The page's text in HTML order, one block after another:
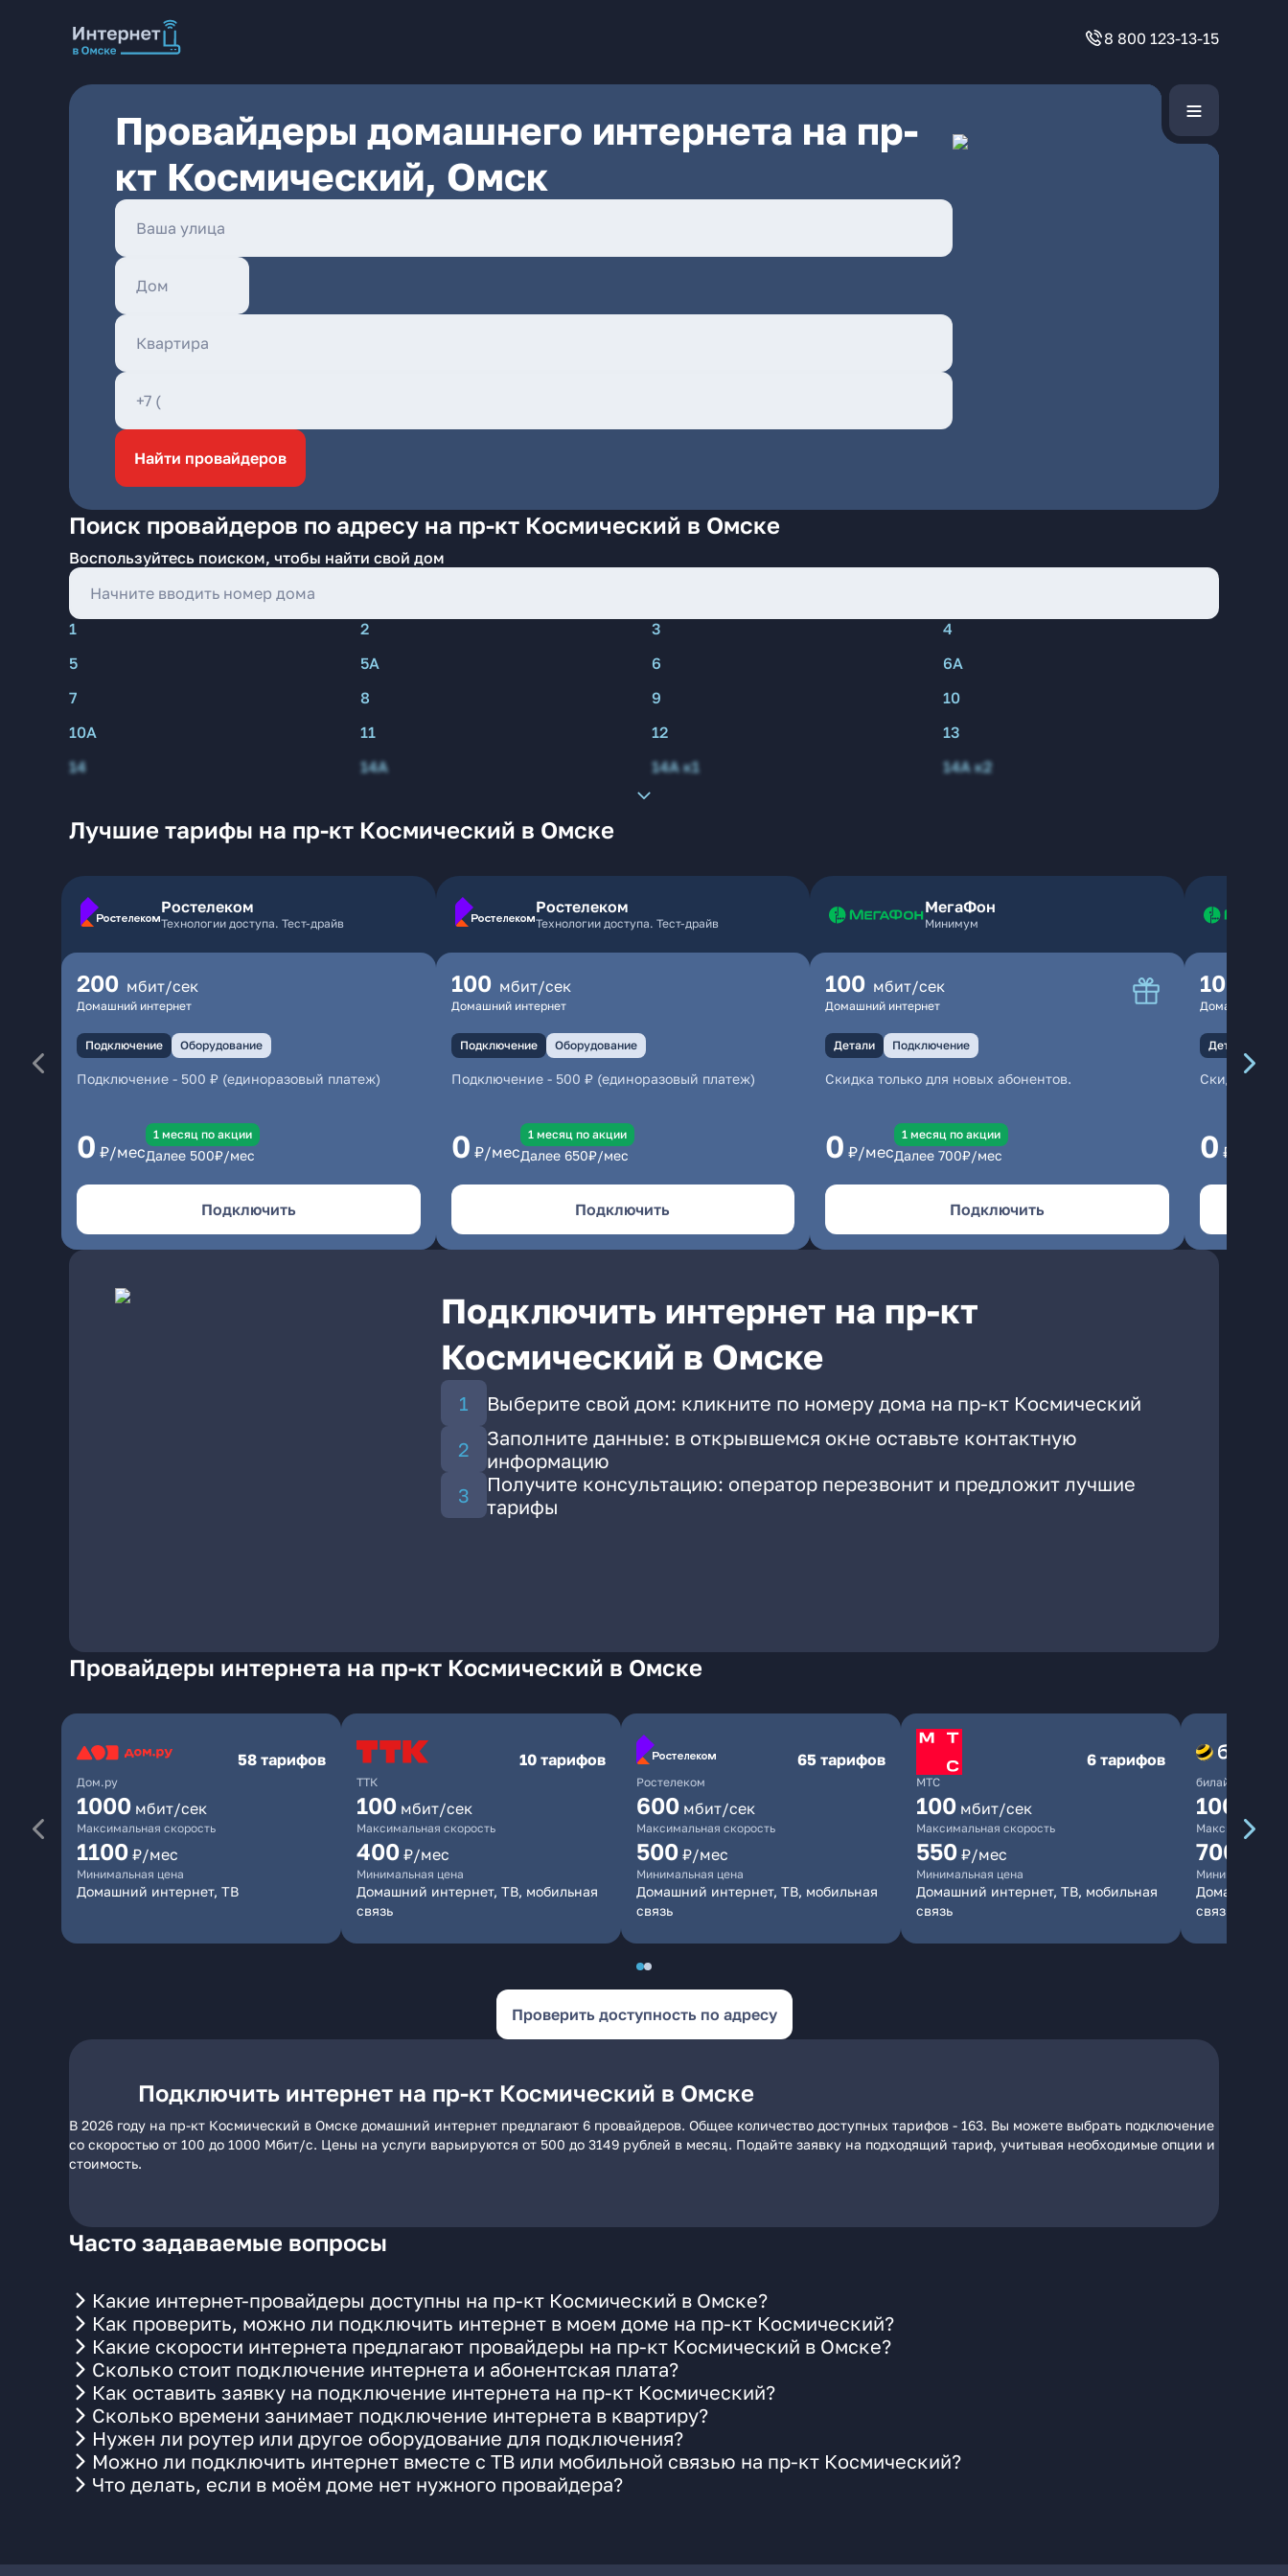
8 800 123-13-15
Провайдеры домашнего интернета на пр-
кт Космический, Омск
Найти провайдеров
Поиск провайдеров по адресу на пр-кт Космический в Омске
Воспользуйтесь поиском, чтобы найти свой дом
1 2 3
4
5
5А 6
6А
7
8 9
10
10А
11 12
13
14
14А 14А к1 14А к2
Лучшие тарифы на пр-кт Космический в Омске
Ростелеком
Технологии доступа. Тест-драйв
200 мбит/сек
Домашний интернет
Подключение Оборудование
Подключение - 500 ₽ (единоразовый платеж)
0 ₽/мес
1 месяц по акции
Далее 500₽/мес
Подключить
Ростелеком
Технологии доступа. Тест-драйв
100 мбит/сек
Домашний интернет
Подключение Оборудование
Подключение- 500 ₽ (единоразовый платеж)
0 ₽/мес
1 месяц по акции
Далее 650₽/мес
Подключить
МегаФон
Минимум
100 мбит/сек
Домашний интернет
Детали Подключение
Скидка только для новых абонентов.
0 ₽/мес
1 месяц по акции
Далее 700₽/мес
Подключить
100
Домашний
Детали
Скидка
0 ₽/мес
Подключить интернет на пр-кт
Космический в Омске
Выберите свой дом: кликните по номеру дома на пр-кт Космический
Заполните данные: в открывшемся окне оставьте контактную
информацию
Получите консультацию: оператор перезвонит и предложит лучшие
тарифы
Провайдеры интернета на пр-кт Космический в Омске
Дом.ру
58 тарифов
1000 мбит/сек
Максимальная скорость
1100 ₽/мес
Минимальная цена
Домашний интернет, ТВ
ТТК
10 тарифов
100 мбит/сек
Максимальная скорость
400 ₽/мес
Минимальная цена
Домашний интернет, ТВ, мобильная
связь
Ростелеком
65 тарифов
600 мбит/сек
Максимальная скорость
500 ₽/мес
Минимальная цена
Домашний интернет, ТВ, мобильная
связь
МТС
6 тарифов
100 мбит/сек
Максимальная скорость
550 ₽/мес
Минимальная цена
Домашний интернет, ТВ, мобильная
связь
билайн
1000
Максимальная
700
Минимальная
Домашний
связь
Проверить доступность по адресу
Подключить интернет на пр-кт Космический в Омске
В 2026 году на пр-кт Космический в Омске домашний интернет предлагают 6 провайдеров. Общее количество доступных тарифов - 163. Вы можете выбрать подключение
со скоростью от 100 до 1000 Мбит/с. Цены на услуги варьируются от 500 до 3149 рублей в месяц. Подайте заявку на подходящий тариф, учитывая необходимые опции и
стоимость.
Часто задаваемые вопросы
Какие интернет-провайдеры доступны на пр-кт Космический в Омске?
Как проверить, можно ли подключить интернет в моем доме на пр-кт Космический?
Какие скорости интернета предлагают провайдеры на пр-кт Космический в Омске?
Сколько стоит подключение интернета и абонентская плата?
Как оставить заявку на подключение интернета на пр-кт Космический?
Сколько времени занимает подключение интернета в квартиру?
Нужен ли роутер или другое оборудование для подключения?
Можно ли подключить интернет вместе с ТВ или мобильной связью на пр-кт Космический?
Что делать, если в моём доме нет нужного провайдера?